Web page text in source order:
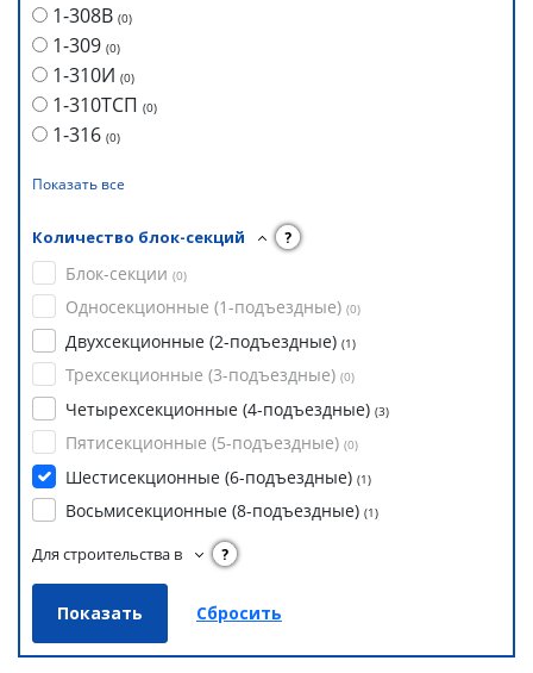
1-308В (0)
1-309 (0)
1-310И (0)
1-310ТСП (0)
1-316 (0)
Показать все
Количество блок-секций ?
Блок-секции (0)
Односекционные (1-подъездные) (0)
Двухсекционные (2-подъездные) (1)
Трехсекционные (3-подъездные) (0)
Четырехсекционные (4-подъездные) (3)
Пятисекционные (5-подъездные) (0)
Шестисекционные (6-подъездные) (1)
Восьмисекционные (8-подъездные) (1)
Для строительства в ?